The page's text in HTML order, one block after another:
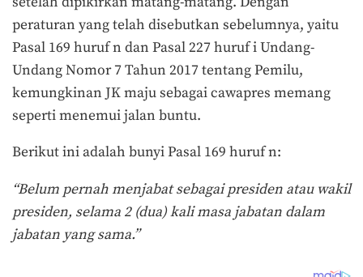
peraturan yang telah disebutkan sebelumnya, yaitu
Pasal 169 huruf n dan Pasal 227 huruf i Undang-
Undang Nomor 7 Tahun 2017 tentang Pemilu,
kemungkinan JK maju sebagai cawapres memang
seperti menemui jalan buntu.
Berikut ini adalah bunyi Pasal 169 huruf n:
“Belum pernah menjabat sebagai presiden atau wakil
presiden, selama 2 (dua) kali masa jabatan dalam
jabatan yang sama.”